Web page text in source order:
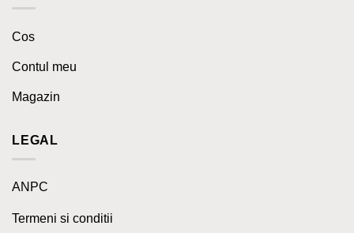
Cos
Contul meu
Magazin
LEGAL
ANPC
Termeni si conditii